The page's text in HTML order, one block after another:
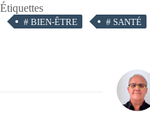
Étiquettes
# BIEN-ÊTRE # SANTÉ